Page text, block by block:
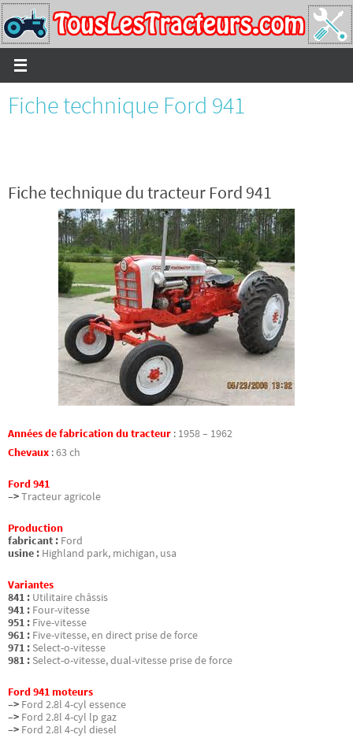
Passer
vers
le
contenu
Fiche technique Ford 941
Fiche technique du tracteur Ford 941
Années de fabrication du tracteur : 1958 – 1962
Chevaux :63 ch
Ford 941
–>Tracteur agricole
Production
fabricant : Ford
usine : Highland park, michigan, usa
Variantes
841 : Utilitaire châssis
941 : Four-vitesse
951 : Five-vitesse
961 : Five-vitesse, en direct prise de force
971 : Select-o-vitesse
981 : Select-o-vitesse, dual-vitesse prise de force
Ford 941 moteurs
–> Ford 2.8l 4-cyl essence
–> Ford 2.8l 4-cyl lp gaz
–> Ford 2.8l 4-cyl diesel